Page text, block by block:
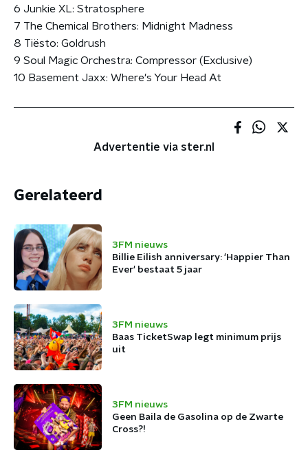
6 Junkie XL: Stratosphere
7 The Chemical Brothers: Midnight Madness
8 Tiësto: Goldrush
9 Soul Magic Orchestra: Compressor (Exclusive)
10 Basement Jaxx: Where's Your Head At
Advertentie via ster.nl
Gerelateerd
3FM nieuws
Billie Eilish anniversary: 'Happier Than
Ever' bestaat 5 jaar
3FM nieuws
Baas TicketSwap legt minimum prijs
uit
3FM nieuws
Geen Baila de Gasolina op de Zwarte
Cross?!